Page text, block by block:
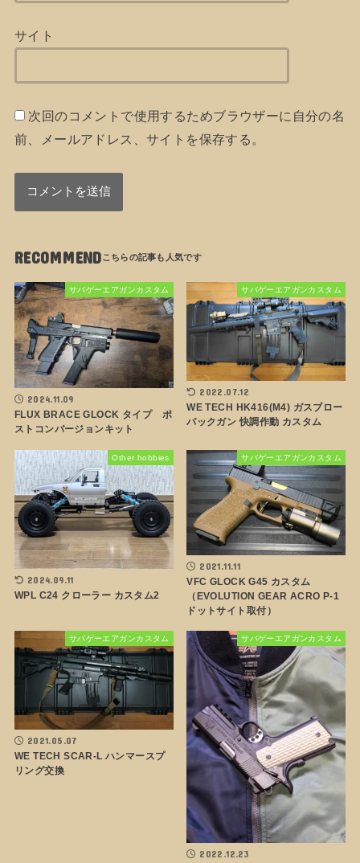
サイト
次回のコメントで使用するためブラウザーに自分の名
前、メールアドレス、サイトを保存する。
RECOMMEND
サバゲーエアガンカスタム
2024.11.09
FLUX BRACE GLOCK タイプ ポ
ストコンバージョンキット
サバゲーエアガンカスタム
2022.07.12
WE TECH HK416(M4) ガスブロー
バックガン 快調作動 カスタム
Other hobbies
2024.09.11
WPL C24 クローラー カスタム2
サバゲーエアガンカスタム
2021.11.11
VFC GLOCK G45 カスタム
（EVOLUTION GEAR ACRO P-1
ドットサイト取付）
サバゲーエアガンカスタム
2021.05.07
WE TECH SCAR-L ハンマースプ
リング交換
サバゲーエアガンカスタム
2022.12.23